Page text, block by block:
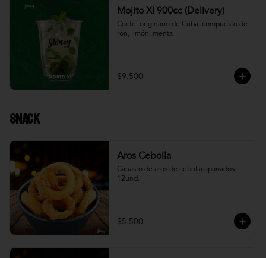
Mojito Xl 900cc (Delivery)
Cóctel originario de Cuba, compuesto de
ron, limón, menta
$9.500
Snack
Aros Cebolla
Canasto de aros de cebolla apanados.
12und.
$5.500